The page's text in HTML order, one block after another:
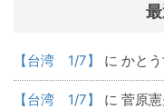
【台湾 1/7】 に かと
【台湾 1/7】 に 菅原